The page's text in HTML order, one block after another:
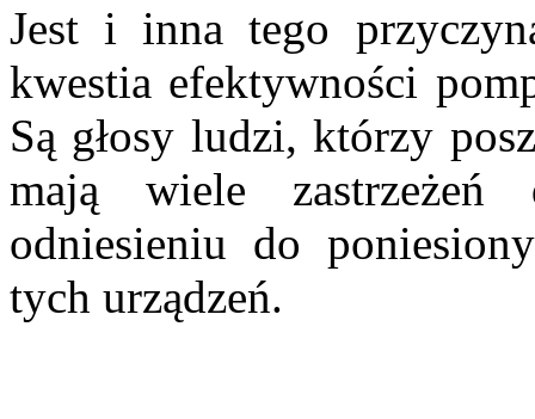
Jest i inna tego
kwestia efektywności
Są głosy ludzi, którzy
mają wiele
odniesieniu do
tych urządzeń.